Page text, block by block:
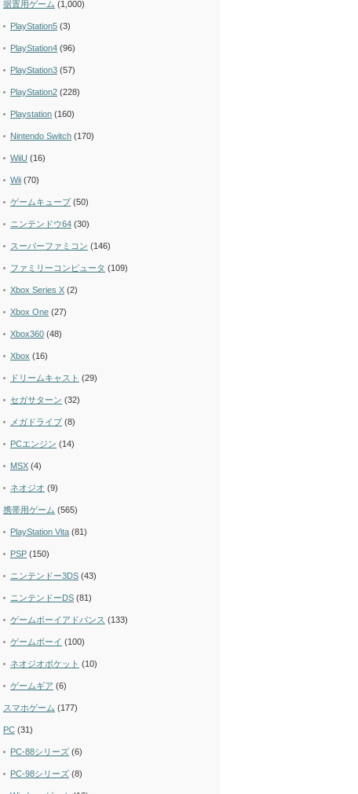
据置用ゲーム (1,000)
PlayStation5 (3)
PlayStation4 (96)
PlayStation3 (57)
PlayStation2 (228)
Playstation (160)
Nintendo Switch (170)
WiiU (16)
Wii (70)
ゲームキューブ (50)
ニンテンドウ64 (30)
スーパーファミコン (146)
ファミリーコンピュータ (109)
Xbox Series X (2)
Xbox One (27)
Xbox360 (48)
Xbox (16)
ドリームキャスト (29)
セガサターン (32)
メガドライブ (8)
PCエンジン (14)
MSX (4)
ネオジオ (9)
携帯用ゲーム (565)
PlayStation Vita (81)
PSP (150)
ニンテンドー3DS (43)
ニンテンドーDS (81)
ゲームボーイアドバンス (133)
ゲームボーイ (100)
ネオジオポケット (10)
ゲームギア (6)
スマホゲーム (177)
PC (31)
PC-88シリーズ (6)
PC-98シリーズ (8)